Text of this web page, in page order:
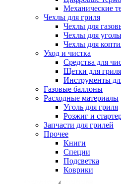
Механические
Чехлы для гриля
Чехлы для
Чехлы для
Чехлы для
Уход и чистка
Средства для
Щетки для гриля
Инструменты
Газовые баллоны
Расходные материалы
Уголь для гриля
Розжиг и
Запчасти для грилей
Прочее
Книги
Специи
Подсветка
Коврики